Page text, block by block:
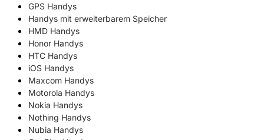
GPS Handys
Handys mit erweiterbarem Speicher
HMD Handys
Honor Handys
HTC Handys
iOS Handys
Maxcom Handys
Motorola Handys
Nokia Handys
Nothing Handys
Nubia Handys